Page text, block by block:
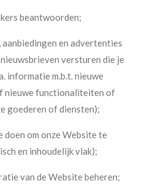
beantwoorden;
en advertenties
versturen die je
informatie m.b.t. nieuwe
nieuwe functionaliteiten of
goederen of diensten);
om onze Website te
en inhoudelijk vlak);
van de Website beheren;